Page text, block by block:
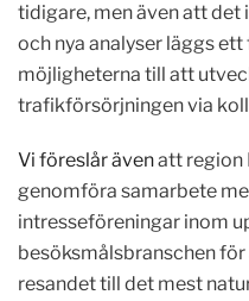
tidigare, men även att
och nya analyser läggs
möjligheterna till att
trafikförsörjningen via
Vi föreslår ävenatt region
genomföra samarbete
intresseföreningar inom
besöksmålsbranschen
resandet till det mest